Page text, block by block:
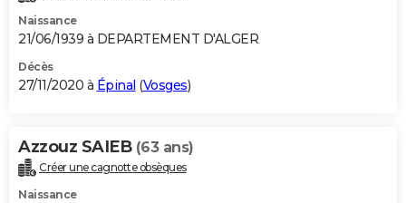
Naissance
21/06/1939 à DEPARTEMENT D'ALGER
Décès
27/11/2020 à Épinal (Vosges)
Azzouz SAIEB (63 ans)
Créer une cagnotte obsèques
Naissance